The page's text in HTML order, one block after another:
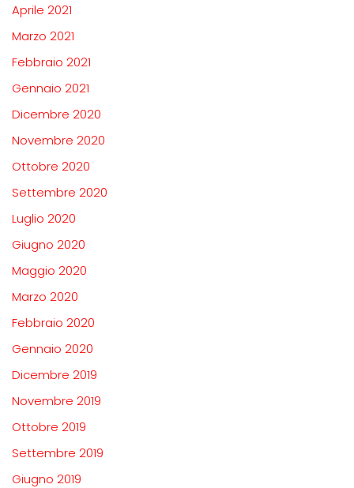
Aprile 2021
Marzo 2021
Febbraio 2021
Gennaio 2021
Dicembre 2020
Novembre 2020
Ottobre 2020
Settembre 2020
Luglio 2020
Giugno 2020
Maggio 2020
Marzo 2020
Febbraio 2020
Gennaio 2020
Dicembre 2019
Novembre 2019
Ottobre 2019
Settembre 2019
Giugno 2019